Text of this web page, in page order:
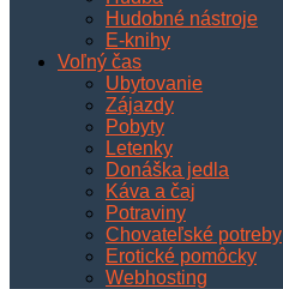
Hudobné nástroje
E-knihy
Voľný čas
Ubytovanie
Zájazdy
Pobyty
Letenky
Donáška jedla
Káva a čaj
Potraviny
Chovateľské potreby
Erotické pomôcky
Webhosting